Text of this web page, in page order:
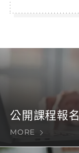
公開課程報名
MORE